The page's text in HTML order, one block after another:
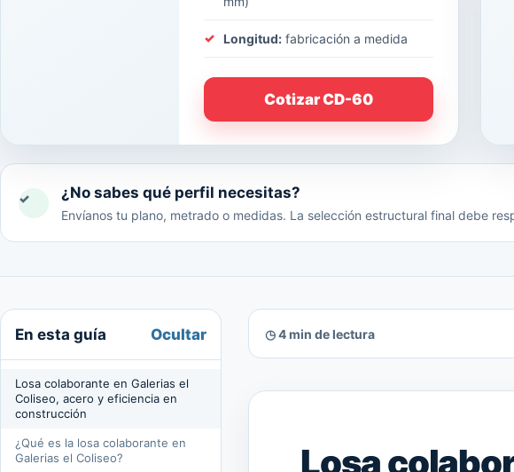
Longitud: fabricación a medida
Cotizar CD-60
✓ ¿No sabes qué perfil necesitas?
Envíanos tu plano, metrado o medidas. La selección estructural final debe
En esta guía Ocultar
Losa colaborante en Galerias el
Coliseo, acero y eficiencia en
construcción
¿Qué es la losa colaborante en
Galerias el Coliseo?
◷ 4 min de lectura
Losa